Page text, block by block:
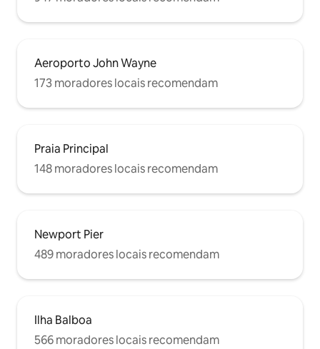
Aeroporto John Wayne
173 moradores locais recomendam
Praia Principal
148 moradores locais recomendam
Newport Pier
489 moradores locais recomendam
Ilha Balboa
566 moradores locais recomendam